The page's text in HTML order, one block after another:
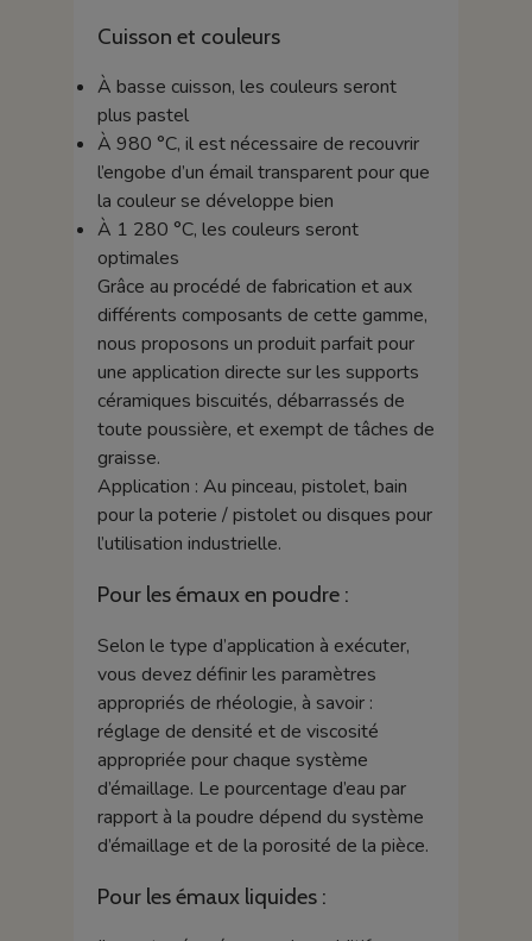
Cuisson et couleurs
À basse cuisson, les couleurs seront
plus pastel
À 980 °C, il est nécessaire de recouvrir
l’engobe d’un émail transparent pour que
la couleur se développe bien
À 1 280 °C, les couleurs seront
optimales
Grâce au procédé de fabrication et aux
différents composants de cette gamme,
nous proposons un produit parfait pour
une application directe sur les supports
céramiques biscuités, débarrassés de
toute poussière, et exempt de tâches de
graisse.
Application : Au pinceau, pistolet, bain
pour la poterie / pistolet ou disques pour
l’utilisation industrielle.
Pour les émaux en poudre :
Selon le type d’application à exécuter,
vous devez définir les paramètres
appropriés de rhéologie, à savoir :
réglage de densité et de viscosité
appropriée pour chaque système
d’émaillage. Le pourcentage d’eau par
rapport à la poudre dépend du système
d’émaillage et de la porosité de la pièce.
Pour les émaux liquides :